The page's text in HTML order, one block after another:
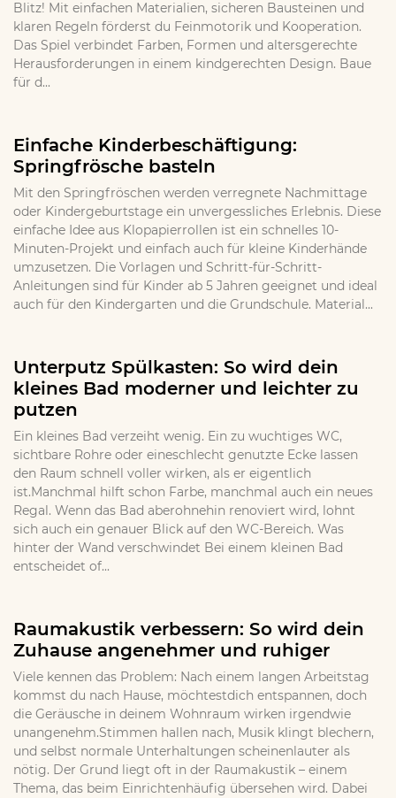
Blitz! Mit einfachen Materialien, sicheren Bausteinen und
klaren Regeln förderst du Feinmotorik und Kooperation.
Das Spiel verbindet Farben, Formen und altersgerechte
Herausforderungen in einem kindgerechten Design. Baue
für d...
Einfache Kinderbeschäftigung:
Springfrösche basteln
Mit den Springfröschen werden verregnete Nachmittage
oder Kindergeburtstage ein unvergessliches Erlebnis. Diese
einfache Idee aus Klopapierrollen ist ein schnelles 10-
Minuten-Projekt und einfach auch für kleine Kinderhände
umzusetzen. Die Vorlagen und Schritt-für-Schritt-
Anleitungen sind für Kinder ab 5 Jahren geeignet und ideal
auch für den Kindergarten und die Grundschule. Material...
Unterputz Spülkasten: So wird dein
kleines Bad moderner und leichter zu
putzen
Ein kleines Bad verzeiht wenig. Ein zu wuchtiges WC,
sichtbare Rohre oder eineschlecht genutzte Ecke lassen
den Raum schnell voller wirken, als er eigentlich
ist.Manchmal hilft schon Farbe, manchmal auch ein neues
Regal. Wenn das Bad aberohnehin renoviert wird, lohnt
sich auch ein genauer Blick auf den WC-Bereich. Was
hinter der Wand verschwindet Bei einem kleinen Bad
entscheidet of...
Raumakustik verbessern: So wird dein
Zuhause angenehmer und ruhiger
Viele kennen das Problem: Nach einem langen Arbeitstag
kommst du nach Hause, möchtestdich entspannen, doch
die Geräusche in deinem Wohnraum wirken irgendwie
unangenehm.Stimmen hallen nach, Musik klingt blechern,
und selbst normale Unterhaltungen scheinenlauter als
nötig. Der Grund liegt oft in der Raumakustik – einem
Thema, das beim Einrichtenhäufig übersehen wird. Dabei